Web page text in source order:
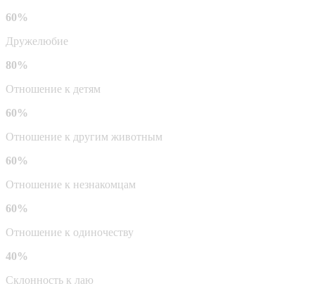
60%
Дружелюбие
80%
Отношение к детям
60%
Отношение к другим животным
60%
Отношение к незнакомцам
60%
Отношение к одиночеству
40%
Склонность к лаю